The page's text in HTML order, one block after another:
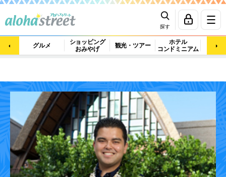
探す
グルメ
ショッピング
おみやげ
観光・ツアー
ホテル
コンドミニアム
マッ